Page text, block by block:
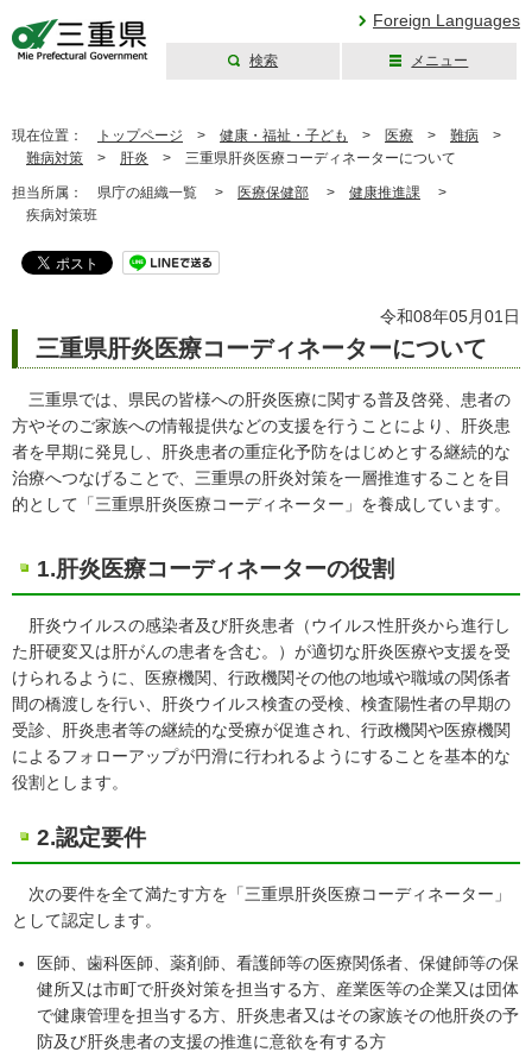
Foreign Languages
検索 メニュー
現在位置： トップページ > 健康・福祉・子ども > 医療 > 難病 >
難病対策 > 肝炎 > 三重県肝炎医療コーディネーターについて
担当所属： 県庁の組織一覧 > 医療保健部 > 健康推進課 >
疾病対策班
令和08年05月01日
三重県肝炎医療コーディネーターについて
三重県では、県民の皆様への肝炎医療に関する普及啓発、患者の
方やそのご家族への情報提供などの支援を行うことにより、肝炎患
者を早期に発見し、肝炎患者の重症化予防をはじめとする継続的な
治療へつなげることで、三重県の肝炎対策を一層推進することを目
的として「三重県肝炎医療コーディネーター」を養成しています。
1.肝炎医療コーディネーターの役割
肝炎ウイルスの感染者及び肝炎患者（ウイルス性肝炎から進行し
た肝硬変又は肝がんの患者を含む。）が適切な肝炎医療や支援を受
けられるように、医療機関、行政機関その他の地域や職域の関係者
間の橋渡しを行い、肝炎ウイルス検査の受検、検査陽性者の早期の
受診、肝炎患者等の継続的な受療が促進され、行政機関や医療機関
によるフォローアップが円滑に行われるようにすることを基本的な
役割とします。
2.認定要件
次の要件を全て満たす方を「三重県肝炎医療コーディネーター」
として認定します。
医師、歯科医師、薬剤師、看護師等の医療関係者、保健師等の保
健所又は市町で肝炎対策を担当する方、産業医等の企業又は団体
で健康管理を担当する方、肝炎患者又はその家族その他肝炎の予
防及び肝炎患者の支援の推進に意欲を有する方